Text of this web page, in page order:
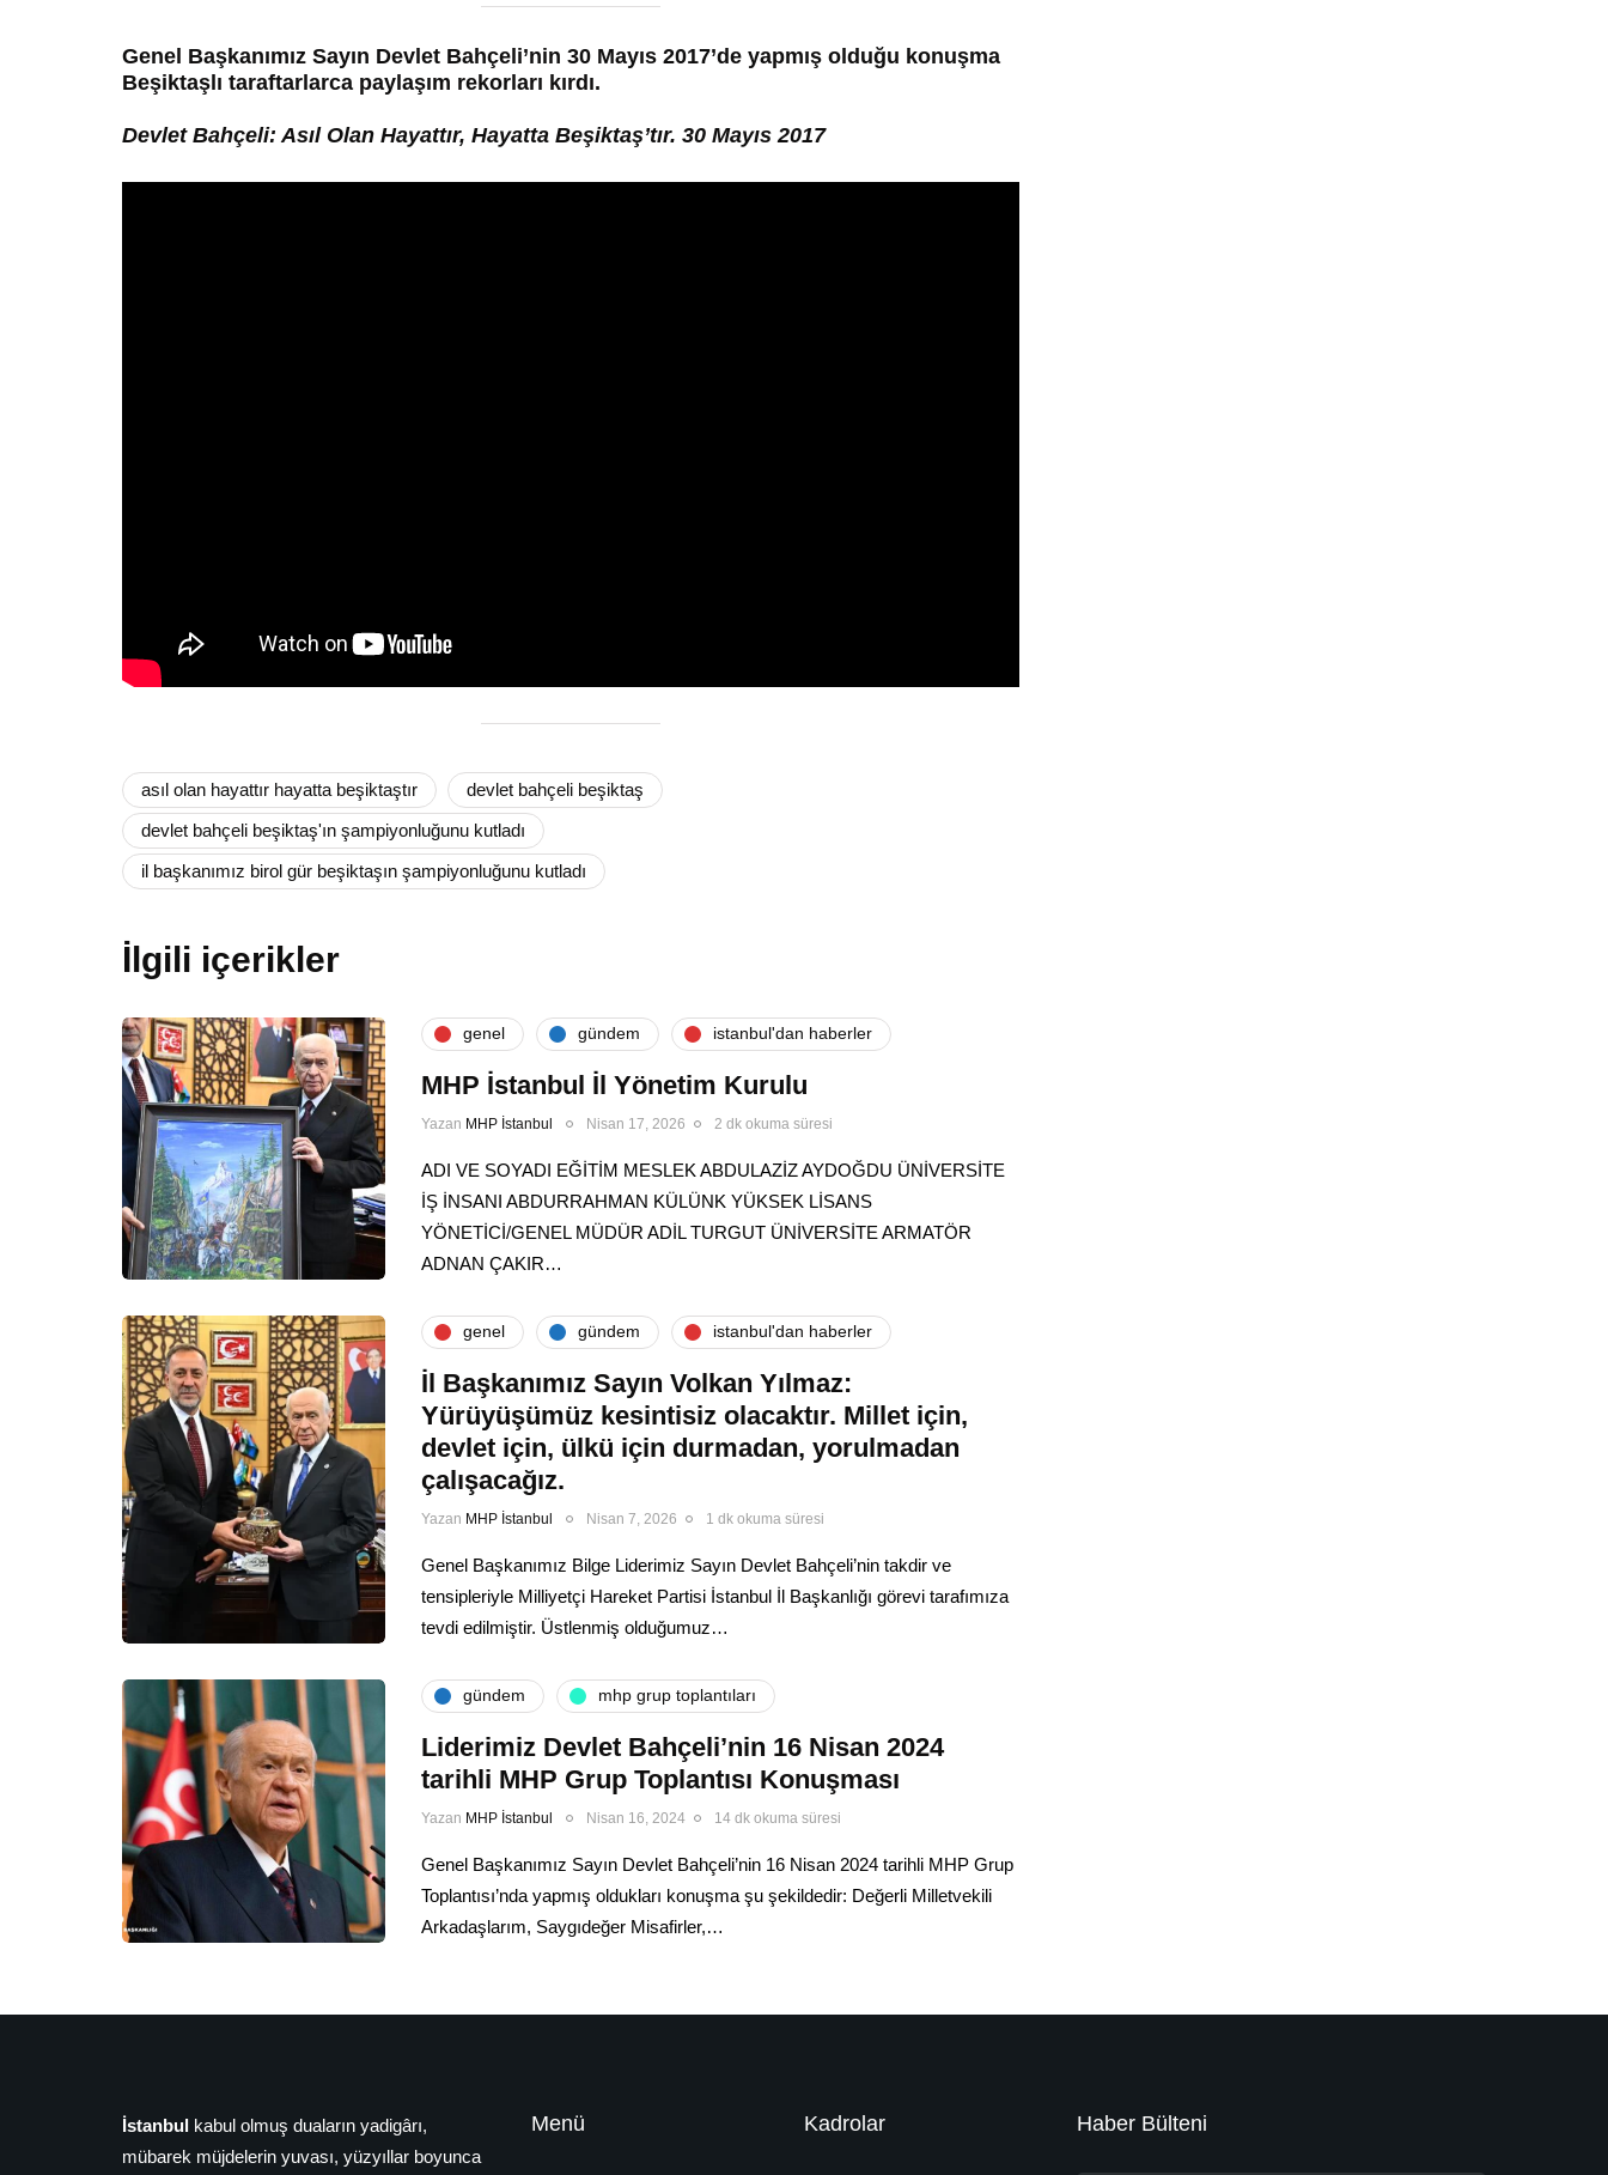
Genel Başkanımız Sayın Devlet Bahçeli’nin 30 Mayıs 2017’de yapmış olduğu konuşma
Beşiktaşlı taraftarlarca paylaşım rekorları kırdı.
Devlet Bahçeli: Asıl Olan Hayattır, Hayatta Beşiktaş’tır. 30 Mayıs 2017
asıl olan hayattır hayatta beşiktaştır
devlet bahçeli beşiktaş
devlet bahçeli beşiktaş'ın şampiyonluğunu kutladı
il başkanımız birol gür beşiktaşın şampiyonluğunu kutladı
İlgili içerikler
genel gündem i̇stanbul'dan haberler
MHP İstanbul İl Yönetim Kurulu
Yazan MHP İstanbul Nisan 17, 2026 2 dk okuma süresi
ADI VE SOYADI EĞİTİM MESLEK ABDULAZİZ AYDOĞDU ÜNİVERSİTE
İŞ İNSANI ABDURRAHMAN KÜLÜNK YÜKSEK LİSANS
YÖNETİCİ/GENEL MÜDÜR ADİL TURGUT ÜNİVERSİTE ARMATÖR
ADNAN ÇAKIR…
genel gündem i̇stanbul'dan haberler
İl Başkanımız Sayın Volkan Yılmaz:
Yürüyüşümüz kesintisiz olacaktır. Millet için,
devlet için, ülkü için durmadan, yorulmadan
çalışacağız.
Yazan MHP İstanbul Nisan 7, 2026 1 dk okuma süresi
Genel Başkanımız Bilge Liderimiz Sayın Devlet Bahçeli’nin takdir ve
tensipleriyle Milliyetçi Hareket Partisi İstanbul İl Başkanlığı görevi tarafımıza
tevdi edilmiştir. Üstlenmiş olduğumuz…
gündem mhp grup toplantıları
Liderimiz Devlet Bahçeli’nin 16 Nisan 2024
tarihli MHP Grup Toplantısı Konuşması
Yazan MHP İstanbul Nisan 16, 2024 14 dk okuma süresi
Genel Başkanımız Sayın Devlet Bahçeli’nin 16 Nisan 2024 tarihli MHP Grup
Toplantısı’nda yapmış oldukları konuşma şu şekildedir: Değerli Milletvekili
Arkadaşlarım, Saygıdeğer Misafirler,…
İstanbul kabul olmuş duaların yadigârı,
mübarek müjdelerin yuvası, yüzyıllar boyunca
Menü Kadrolar Haber Bülteni